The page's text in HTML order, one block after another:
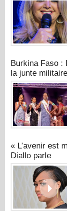
Burkina Faso :
la junte militaire
« L’avenir est
Diallo parle